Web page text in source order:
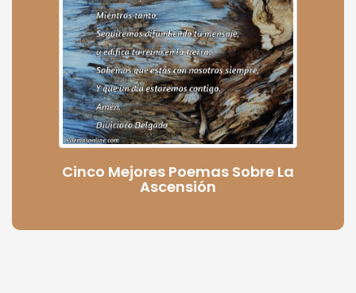
Cinco Mejores Poemas Sobre La
Ascensión